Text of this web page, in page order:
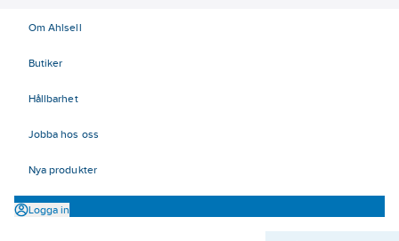
Om Ahlsell
Butiker
Hållbarhet
Jobba hos oss
Nya produkter
Logga in